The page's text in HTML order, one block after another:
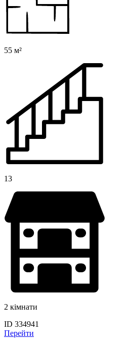
55 м²
13
2 кімнати
ID 334941
Перейти